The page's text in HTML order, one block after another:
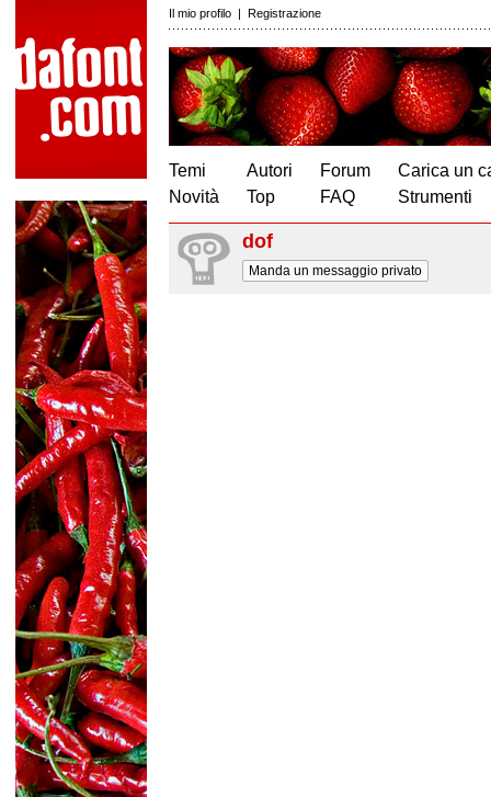
Il mio profilo | Registrazione
Temi
Novità
Autori
Top
Forum
FAQ
Carica un
Strumenti
dof
Manda un messaggio privato